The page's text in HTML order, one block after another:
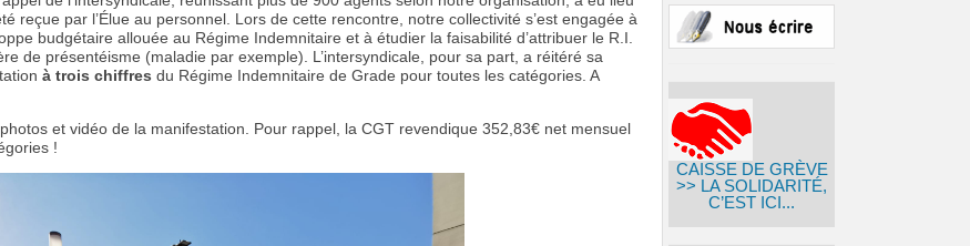
reçue par l’Élue au personnel. Lors de cette rencontre, notre collectivité s’est engagée à
budgétaire allouée au Régime Indemnitaire et à étudier la faisabilité d’attribuer le R.I.
de présentéisme (maladie par exemple). L’intersyndicale, pour sa part, a réitéré sa
à trois chiffres du Régime Indemnitaire de Grade pour toutes les catégories. A
et vidéo de la manifestation. Pour rappel, la CGT revendique 352,83€ net mensuel
!
CAISSE DE GRÈVE
>> LA SOLIDARITÉ,
C’EST ICI...